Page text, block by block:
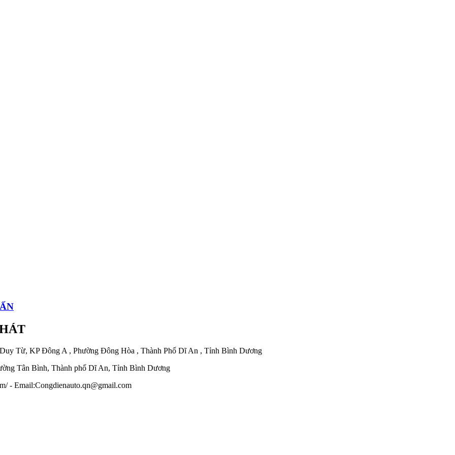
Từ, KP Đông A , Phường Đông Hòa , Thành Phố Dĩ An , Tỉnh Bình Dương
Tân Bình, Thành phố Dĩ An, Tỉnh Bình Dương
- Email:Congdienauto.qn@gmail.com